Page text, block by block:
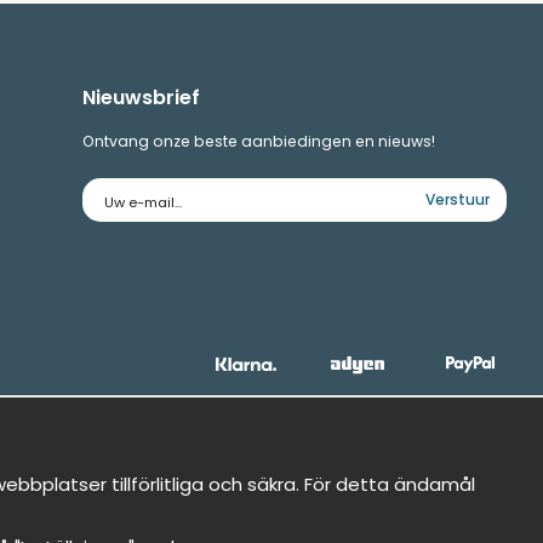
Nieuwsbrief
Ontvang onze beste aanbiedingen en nieuws!
E-
mailadres
Verstuur
tillförlitliga och säkra. För detta ändamål